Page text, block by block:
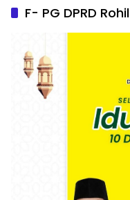
F- PG DPRD Rohil